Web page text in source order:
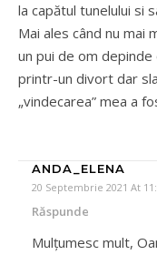
la capătul tunelului si
Mai ales când nu mai
un pui de om
printr-un divort dar
„vindecarea” mea a
ANDA_ELENA
20 Septembrie 2021 At
Răspunde
Mulțumesc mult,